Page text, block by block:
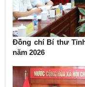
Đồng chí Bí thư
năm 2026